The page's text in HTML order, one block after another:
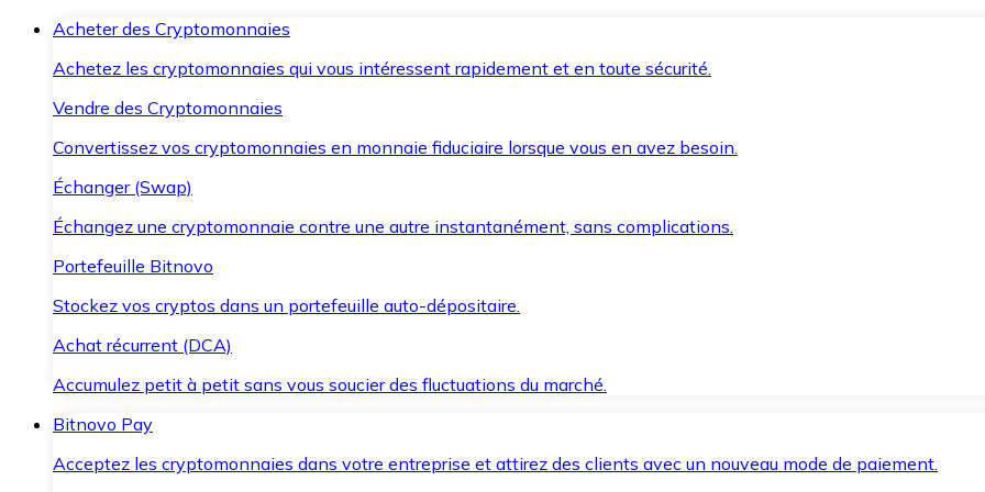
Acheter des Cryptomonnaies
Achetez les cryptomonnaies qui vous intéressent rapidement et en toute sécurité.
Vendre des Cryptomonnaies
Convertissez vos cryptomonnaies en monnaie fiduciaire lorsque vous en avez besoin.
Échanger (Swap)
Échangez une cryptomonnaie contre une autre instantanément, sans complications.
Portefeuille Bitnovo
Stockez vos cryptos dans un portefeuille auto-dépositaire.
Achat récurrent (DCA)
Accumulez petit à petit sans vous soucier des fluctuations du marché.
Bitnovo Pay
Acceptez les cryptomonnaies dans votre entreprise et attirez des clients avec un nouveau mode de paiement.